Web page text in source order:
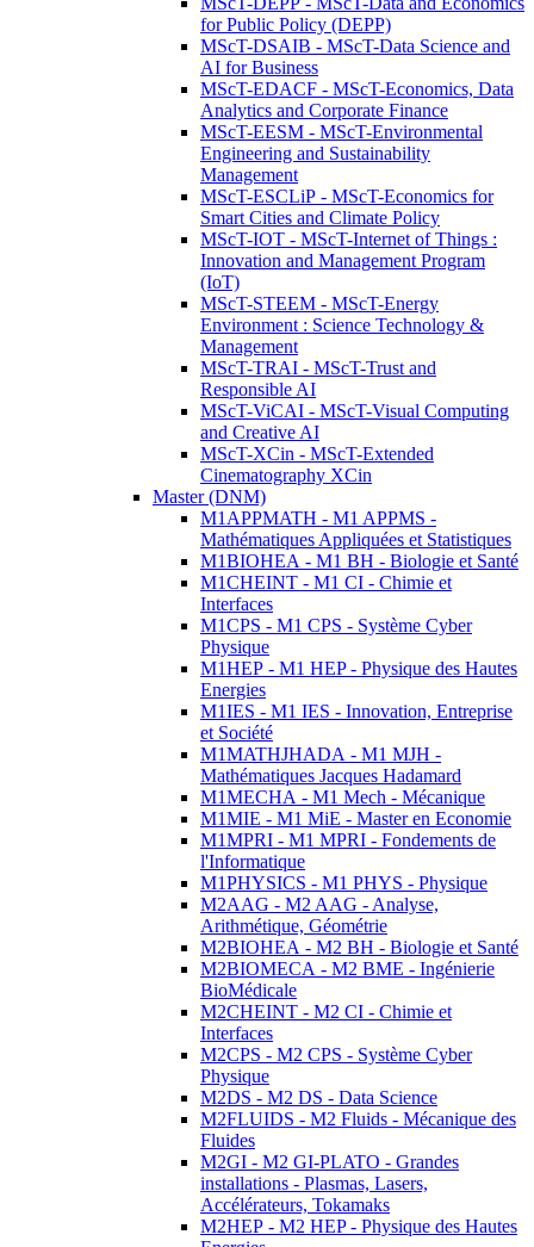
for Public Policy (DEPP)
MScT-DSAIB - MScT-Data Science and
AI for Business
MScT-EDACF - MScT-Economics, Data
Analytics and Corporate Finance
MScT-EESM - MScT-Environmental
Engineering and Sustainability
Management
MScT-ESCLiP - MScT-Economics for
Smart Cities and Climate Policy
MScT-IOT - MScT-Internet of Things :
Innovation and Management Program
(IoT)
MScT-STEEM - MScT-Energy
Environment : Science Technology &
Management
MScT-TRAI - MScT-Trust and
Responsible AI
MScT-ViCAI - MScT-Visual Computing
and Creative AI
MScT-XCin - MScT-Extended
Cinematography XCin
Master (DNM)
M1APPMATH - M1 APPMS -
Mathématiques Appliquées et Statistiques
M1BIOHEA - M1 BH - Biologie et Santé
M1CHEINT - M1 CI - Chimie et
Interfaces
M1CPS - M1 CPS - Système Cyber
Physique
M1HEP - M1 HEP - Physique des Hautes
Energies
M1IES - M1 IES - Innovation, Entreprise
et Société
M1MATHJHADA - M1 MJH -
Mathématiques Jacques Hadamard
M1MECHA - M1 Mech - Mécanique
M1MIE - M1 MiE - Master en Economie
M1MPRI - M1 MPRI - Fondements de
l'Informatique
M1PHYSICS - M1 PHYS - Physique
M2AAG - M2 AAG - Analyse,
Arithmétique, Géométrie
M2BIOHEA - M2 BH - Biologie et Santé
M2BIOMECA - M2 BME - Ingénierie
BioMédicale
M2CHEINT - M2 CI - Chimie et
Interfaces
M2CPS - M2 CPS - Système Cyber
Physique
M2DS - M2 DS - Data Science
M2FLUIDS - M2 Fluids - Mécanique des
Fluides
M2GI - M2 GI-PLATO - Grandes
installations - Plasmas, Lasers,
Accélérateurs, Tokamaks
M2HEP - M2 HEP - Physique des Hautes